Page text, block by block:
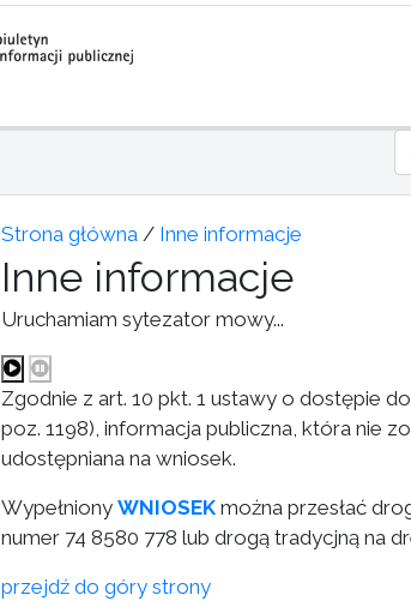
Strona główna / Inne informacje
Inne informacje
Uruchamiam sytezator mowy...
Zgodnie z art. 10 pkt. 1 ustawy o dostępie
poz. 1198), informacja publiczna, która nie
udostępniana na wniosek.
WypełnionyWNIOSEK można przesłać
numer 74 8580 778 lub drogą tradycjną na
przejdź do góry strony